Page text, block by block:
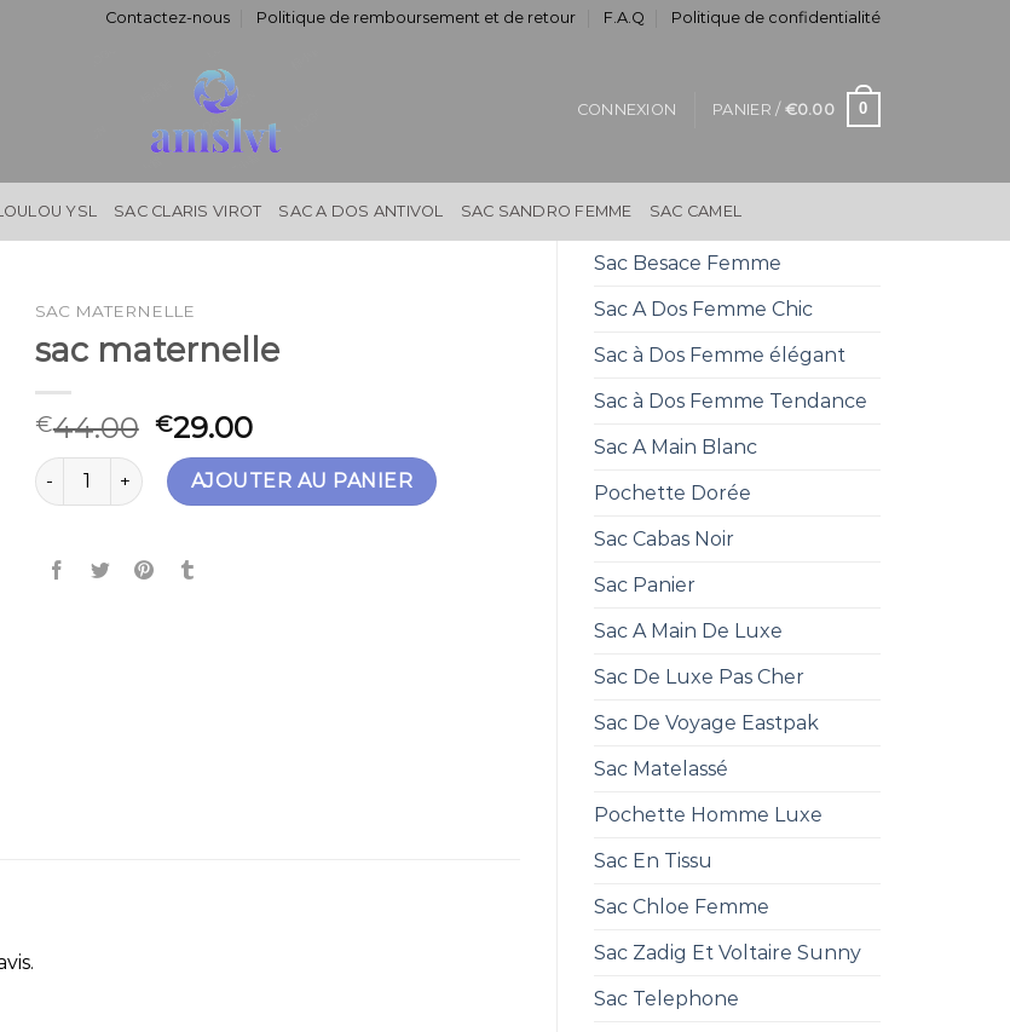
Contactez-nous Politique de remboursement et de retour F.A.Q Politique de confidentialité
CONNEXION PANIER / €0.00 0
YSL SAC CLARIS VIROT SAC A DOS ANTIVOL SAC SANDRO FEMME SAC CAMEL
Sac Besace Femme
Sac A Dos Femme Chic
Sac à Dos Femme élégant
Sac à Dos Femme Tendance
Sac A Main Blanc
Pochette Dorée
Sac Cabas Noir
Sac Panier
Sac A Main De Luxe
Sac De Luxe Pas Cher
Sac De Voyage Eastpak
Sac Matelassé
Pochette Homme Luxe
Sac En Tissu
Sac Chloe Femme
Sac Zadig Et Voltaire Sunny
Sac Telephone
SAC MATERNELLE
sac maternelle
€44.00 €29.00
quantité de sac maternelleAJOUTER AU PANIER